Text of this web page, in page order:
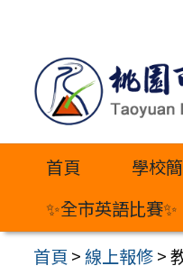
內
首頁 學校
✨全市英語比賽✨
首頁 >線上報修>